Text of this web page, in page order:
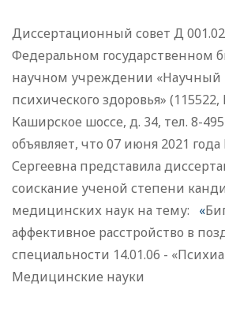
Диссертационный совет Д
Федеральном государственном
научном учреждении «Научный
психического здоровья» (115522,
Каширское шоссе, д. 34, тел. 8-
объявляет, что 07 июня 2021
Сергеевна представила
соискание ученой степени
медицинских наук на тему: «
аффективное расстройство в
специальности 14.01.06 -
Медицинские науки